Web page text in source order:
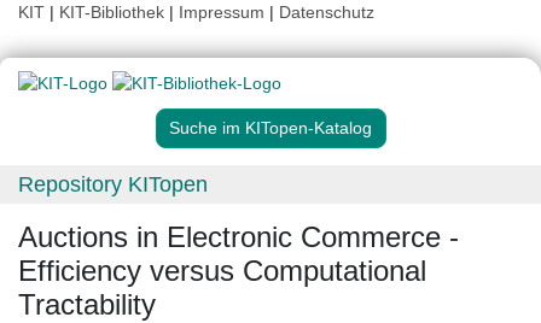
KIT | KIT-Bibliothek | Impressum | Datenschutz
Suche im KITopen-Katalog
Repository KITopen
Auctions in Electronic Commerce -
Efficiency versus Computational
Tractability